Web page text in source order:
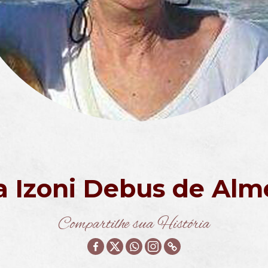
Izoni Debus de
Compartilhe sua História